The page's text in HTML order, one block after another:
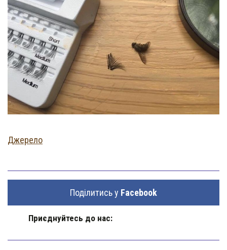
Джерело
Поділитись у Facebook
Приєднуйтесь до нас: